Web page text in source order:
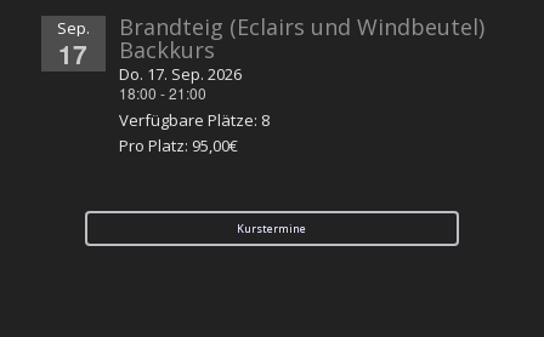
Sep.
17
Brandteig (Eclairs und Windbeutel)
Backkurs
Do. 17. Sep. 2026
18:00 -21:00
Verfügbare Plätze: 8
Pro Platz: 95,00€
Kurstermine